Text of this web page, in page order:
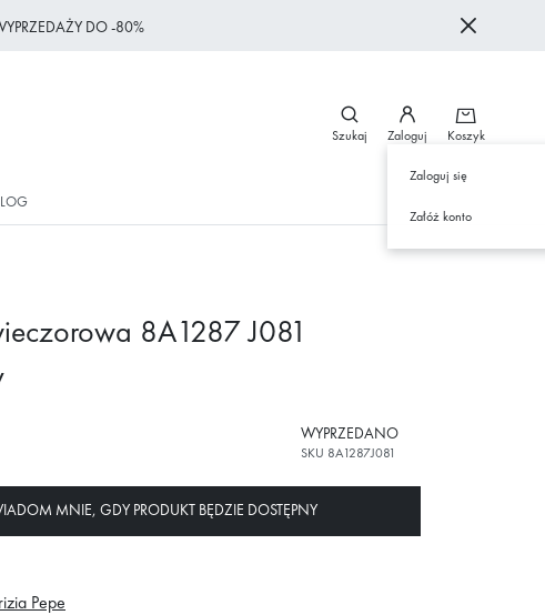
DO -80%
Szukaj Zaloguj
Zaloguj się
Załóż konto
Koszyk
8A1287 J081
WYPRZEDANO
SKU 8A1287J081
MNIE, GDY PRODUKT BĘDZIE DOSTĘPNY
Pepe